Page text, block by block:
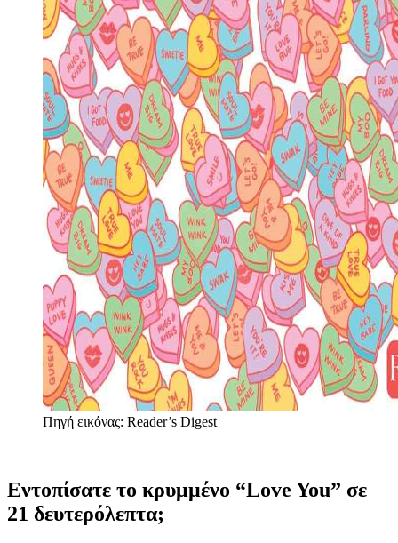
Πηγή εικόνας: Reader’s Digest
Εντοπίσατε το κρυμμένο “Love You” σε
21 δευτερόλεπτα;